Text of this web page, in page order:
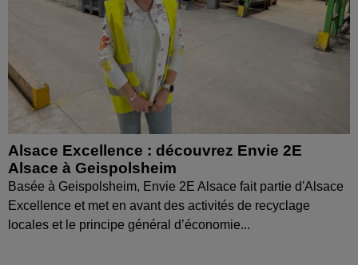
Alsace Excellence : découvrez Envie 2E
Alsace à Geispolsheim
Basée à Geispolsheim, Envie 2E Alsace fait partie d'Alsace
Excellence et met en avant des activités de recyclage
locales et le principe général d’économie...